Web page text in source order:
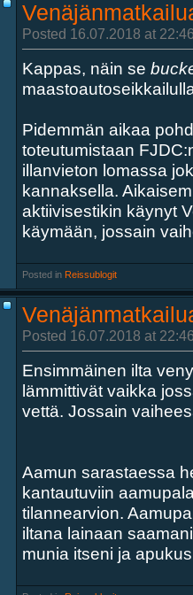
Posted 16.07.2018 at
Kappas, näin se
Pidemmän aikaa
toteutumistaan
illanvieton lomassa
kannaksella.
aktiivisestikin käynyt
käymään, jossain
Posted in Reissublogit
Posted 16.07.2018 at
Ensimmäinen ilta
lämmittivät vaikka
vettä. Jossain
Aamun sarastaessa
kantautuviin
tilannearvion.
iltana lainaan
munia itseni ja